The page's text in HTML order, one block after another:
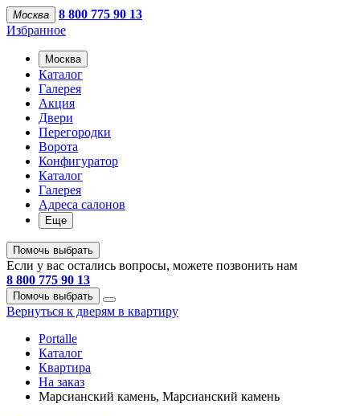
Москва
8 800 775 90 13
Избранное
Москва
Каталог
Галерея
Акция
Двери
Перегородки
Ворота
Конфигуратор
Каталог
Галерея
Адреса салонов
Еще
Помочь выбрать
Если у вас остались вопросы, можете позвонить нам
8 800 775 90 13
Помочь выбрать
Вернуться к дверям в квартиру
Portalle
Каталог
Квартира
На заказ
Марсианский камень, Марсианский камень